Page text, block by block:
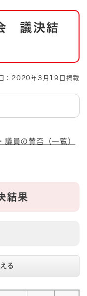
議決結
：2020年3月19日掲載
議員の賛否（一覧）
結果
る